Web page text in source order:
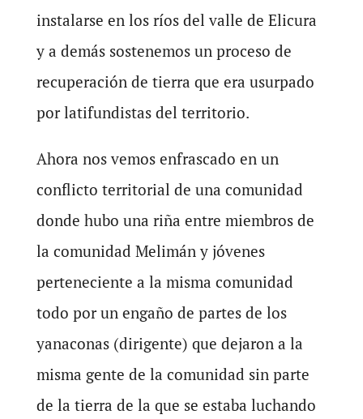
instalarse en los ríos del valle de Elicura
y a demás sostenemos un proceso de
recuperación de tierra que era usurpado
por latifundistas del territorio.
Ahora nos vemos enfrascado en un
conflicto territorial de una comunidad
donde hubo una riña entre miembros de
la comunidad Melimán y jóvenes
perteneciente a la misma comunidad
todo por un engaño de partes de los
yanaconas (dirigente) que dejaron a la
misma gente de la comunidad sin parte
de la tierra de la que se estaba luchando